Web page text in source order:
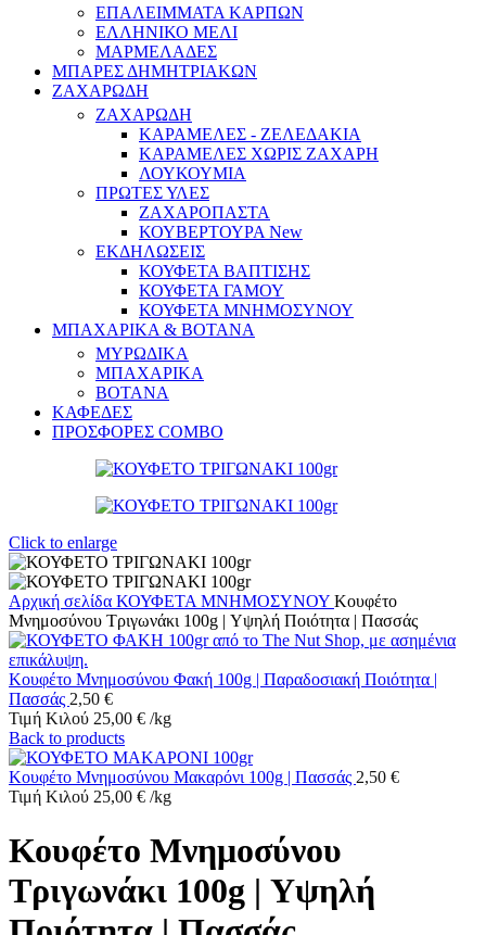
ΕΠΑΛΕΙΜΜΑΤΑ ΚΑΡΠΩΝ
ΕΛΛΗΝΙΚΟ ΜΕΛΙ
ΜΑΡΜΕΛΑΔΕΣ
ΜΠΑΡΕΣ ΔΗΜΗΤΡΙΑΚΩΝ
ΖΑΧΑΡΩΔΗ
ΖΑΧΑΡΩΔΗ
ΚΑΡΑΜΕΛΕΣ - ΖΕΛΕΔΑΚΙΑ
ΚΑΡΑΜΕΛΕΣ ΧΩΡΙΣ ΖΑΧΑΡΗ
ΛΟΥΚΟΥΜΙΑ
ΠΡΩΤΕΣ ΥΛΕΣ
ΖΑΧΑΡΟΠΑΣΤΑ
ΚΟΥΒΕΡΤΟΥΡΑNew
ΕΚΔΗΛΩΣΕΙΣ
ΚΟΥΦΕΤΑ ΒΑΠΤΙΣΗΣ
ΚΟΥΦΕΤΑ ΓΑΜΟΥ
ΚΟΥΦΕΤΑ ΜΝΗΜΟΣΥΝΟΥ
ΜΠΑΧΑΡΙΚΑ & ΒΟΤΑΝΑ
ΜΥΡΩΔΙΚΑ
ΜΠΑΧΑΡΙΚΑ
ΒΟΤΑΝΑ
ΚΑΦΕΔΕΣ
ΠΡΟΣΦΟΡΕΣ COMBO
Click to enlarge
Αρχική σελίδα ΚΟΥΦΕΤΑ ΜΝΗΜΟΣΥΝΟΥ Κουφέτο
Μνημοσύνου Τριγωνάκι 100g | Υψηλή Ποιότητα | Πασσάς
Κουφέτο Μνημοσύνου Φακή 100g | Παραδοσιακή Ποιότητα |
Πασσάς 2,50 €
Τιμή Κιλού 25,00 € /kg
Back to products
Κουφέτο Μνημοσύνου Μακαρόνι 100g | Πασσάς 2,50 €
Τιμή Κιλού 25,00 € /kg
Κουφέτο Μνημοσύνου
Τριγωνάκι 100g | Υψηλή